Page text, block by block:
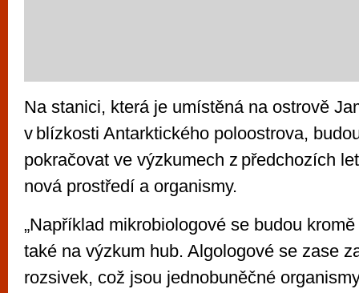
Na stanici, která je umístěná na ostrově
v blízkosti Antarktického poloostrova,
pokračovat ve výzkumech z předchozích
nová prostředí a organismy.
„Například mikrobiologové se budou
také na výzkum hub. Algologové se zase
rozsivek, což jsou jednobuněčné